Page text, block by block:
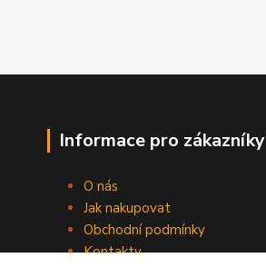
Informace pro zákazníky
O nás
Jak nakupovat
Obchodní podmínky
Kontakty